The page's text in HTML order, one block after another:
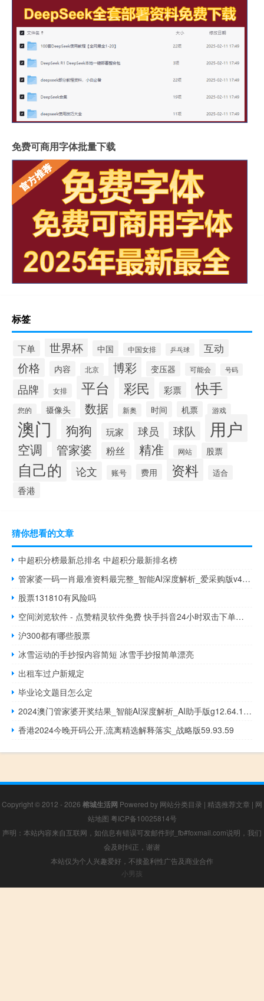
免费可商用字体批量下载
标签
下单 世界杯 中国 中国女排 乒乓球 互动
价格 内容 北京 博彩 变压器 可能会 号码
品牌 女排 平台 彩民 彩票 快手
您的 摄像头 数据 新奥 时间 机票 游戏
澳门 狗狗 玩家 球员 球队 用户
空调 管家婆 粉丝 精准 网站 股票
自己的 论文 账号 费用 资料 适合
香港
猜你想看的文章
中超积分榜最新总排名 中超积分最新排名榜
管家婆一码一肖最准资料最完整_智能AI深度解析_爱采购版v47.08.150
股票131810有风险吗
空间浏览软件 - 点赞精灵软件免费 快手抖音24小时双击下单新平台
沪300都有哪些股票
冰雪运动的手抄报内容简短 冰雪手抄报简单漂亮
出租车过户新规定
毕业论文题目怎么定
2024澳门管家婆开奖结果_智能AI深度解析_AI助手版g12.64.1402
香港2024今晚开码公开,流离精选解释落实_战略版59.93.59
Copyright © 2012 - 2026 榕城生活网 Powered by 网站分类目录 | 精选推荐文章 | 网
站地图 粤ICP备10025814号
声明：本站内容来自互联网，如信息有错误可发邮件到f_fb#foxmail.com说明，我们
会及时纠正，谢谢
本站仅为个人兴趣爱好，不接盈利性广告及商业合作
小男孩